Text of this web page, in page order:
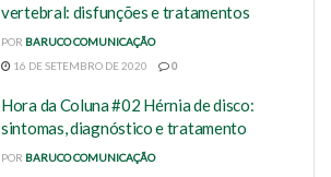
vertebral: disfunções e tratamentos
POR BARUCO COMUNICAÇÃO
16 DE SETEMBRO DE 2020
0
Hora da Coluna #02 Hérnia de disco:
sintomas, diagnóstico e tratamento
POR BARUCO COMUNICAÇÃO